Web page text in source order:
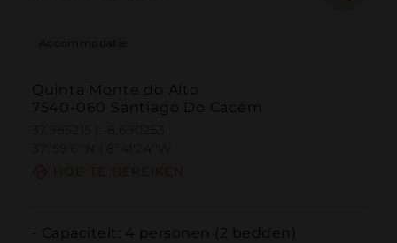
Accommodatie
Quinta Monte do Alto
7540-060 Santiago Do Cacém
- Capaciteit: 4 personen (2 bedden)